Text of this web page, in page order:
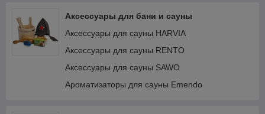
Аксессуары для бани и сауны
Аксессуары для сауны HARVIA
Аксессуары для сауны RENTO
Аксессуары для сауны SAWO
Ароматизаторы для сауны Emendo